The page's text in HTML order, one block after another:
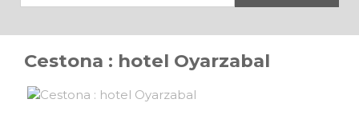
Cestona : hotel Oyarzabal